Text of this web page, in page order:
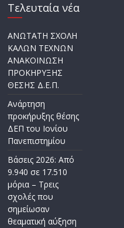
Τελευταία νέα
ΑΝΩΤΑΤΗ ΣΧΟΛΗ
ΚΑΛΩΝ ΤΕΧΝΩΝ
ΑΝΑΚΟΙΝΩΣΗ
ΠΡΟΚΗΡΥΞΗΣ
ΘΕΣΗΣ Δ.Ε.Π.
Ανάρτηση
προκήρυξης θέσης
ΔΕΠ του Ιονίου
Πανεπιστημίου
Βάσεις 2026: Από
9.940 σε 17.510
μόρια – Τρεις
σχολές που
σημείωσαν
θεαματική αύξηση